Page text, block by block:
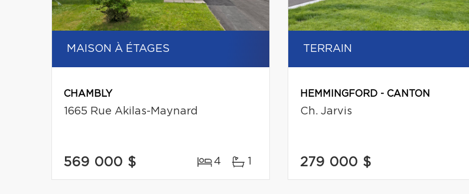
MAISON À ÉTAGES
CHAMBLY
1665 Rue Akilas-Maynard
569 000 $ 4 1
TERRAIN
HEMMINGFORD - CANTON
Ch. Jarvis
279 000 $